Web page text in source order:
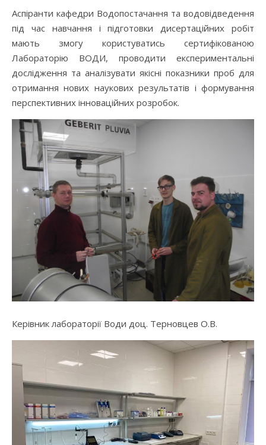
Аспіранти кафедри Водопостачання та водовідведення
під час навчання і підготовки дисертаційних робіт
мають змогу користуватись сертифікованою
Лабораторію ВОДИ, проводити експериментальні
дослідження та аналізувати якісні показники проб для
отримання нових наукових результатів і формування
перспективних інноваційних розробок.
Керівник лабораторії Води доц. Терновцев О.В.